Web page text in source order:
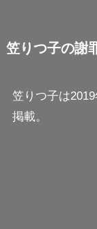
笠りつ子の謝
笠りつ子は
掲載。